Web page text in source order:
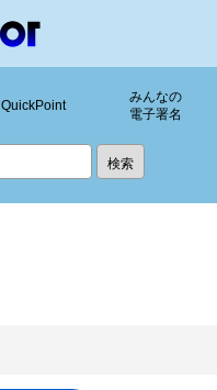
QuickPoint
みんなの
電子署名